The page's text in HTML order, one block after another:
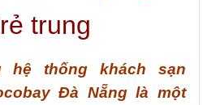
trung
hệ thống khách sạn
Đà Nẵng là một